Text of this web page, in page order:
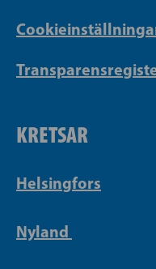
KRETSAR
Helsingfors
Nyland